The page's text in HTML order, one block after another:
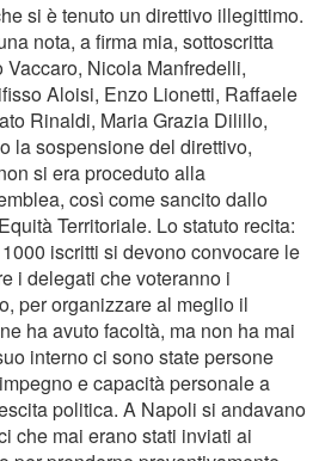
si è tenuto un direttivo illegittimo.
nota, a firma mia, sottoscritta
Nicola Manfredelli,
Aloisi, Enzo Lionetti, Raffaele
Rinaldi, Maria Grazia Dilillo,
la sospensione del direttivo,
si era proceduto alla
così come sancito dallo
Territoriale. Lo statuto recita:
iscritti si devono convocare le
i delegati che voteranno i
per organizzare al meglio il
ha avuto facoltà, ma non ha mai
interno ci sono state persone
e capacità personale a
politica. A Napoli si andavano
che mai erano stati inviati ai